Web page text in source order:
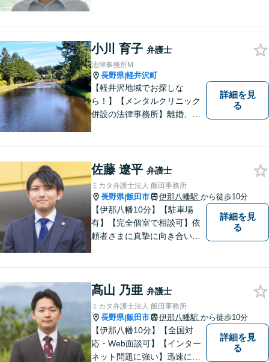
小川 育子 弁護士
法律事務所M
長野県|軽井沢町
【軽井沢地域でお探しな
ら！】【メンタルクリニック
併設の法律事務所】離婚、男
望む方向で解決できるよう、
精一杯取り組んでまいりま
す。【子連れ相談可】
詳細を見
る
佐藤 遼平 弁護士
ミカタ弁護士法人 飯田事務所
長野県|飯田市 伊那八幡駅 から徒歩10分
【伊那八幡10分】【駐車場
有】【完全個室で相談可】依
頼者さまに真摯に向き合い、
は日本全国です。 遠方の方は
Web面談や電話でのご連絡が
可能です。
詳細を見
る
髙山 乃亜 弁護士
ミカタ弁護士法人 飯田事務所
長野県|飯田市 伊那八幡駅 から徒歩10分
【伊那八幡10分】【全国対
応・Web面談可】【インター
ネット問題に強い】迅速に対
詳細を見
る